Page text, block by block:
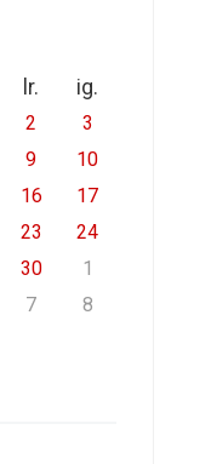
lr. ig.
2
3
9
10
16
17
23
24
30
1
7
8